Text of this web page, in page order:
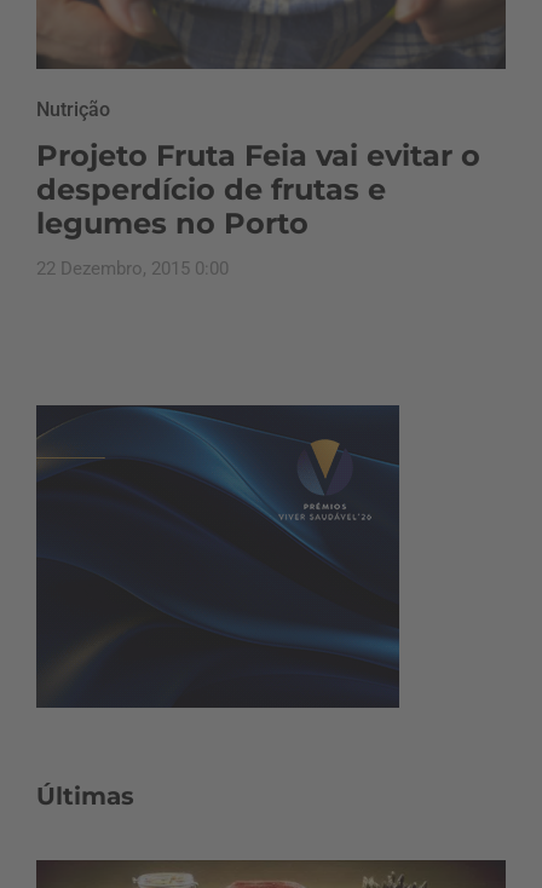
Nutrição
Projeto Fruta Feia vai evitar o
desperdício de frutas e
legumes no Porto
22 Dezembro, 2015 0:00
Últimas